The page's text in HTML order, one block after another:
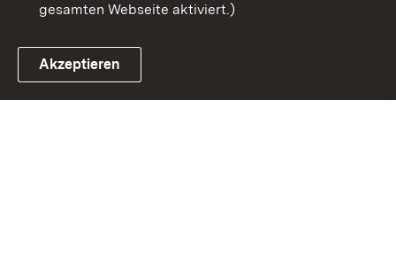
Link zum Landesportal
gesamten Webseite aktiviert.)
Akzeptieren